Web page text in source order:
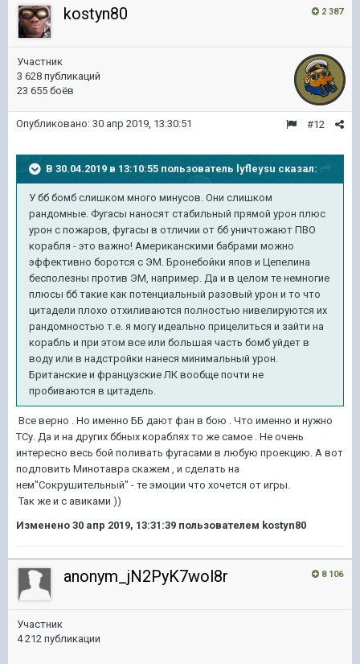
2 387
kostyn80
Участник
3 628 публикаций
23 655 боёв
#12
Опубликовано: 30 апр 2019, 13:30:51
В 30.04.2019 в 13:10:55 пользователь lyfleysu сказал:
У бб бомб слишком много минусов. Они слишком
рандомные. Фугасы наносят стабильный прямой урон плюс
урон с пожаров, фугасы в отличии от бб уничтожают ПВО
корабля - это важно! Американскими бабрами можно
эффективно боротся с ЭМ. Бронебойки япов и Цепелина
бесполезны против ЭМ, например. Да и в целом те немногие
плюсы бб такие как потенциальный разовый урон и то что
цитадели плохо отхиливаются полностью нивелируются их
рандомностью т.е. я могу идеально прицелиться и зайти на
корабль и при этом все или большая часть бомб уйдет в
воду или в надстройки нанеся минимальный урон.
Британские и французские ЛК вообще почти не
пробиваются в цитадель.
Все верно . Но именно ББ дают фан в бою . Что именно и нужно
ТСу. Да и на других ббных кораблях то же самое . Не очень
интересно весь бой поливать фугасами в любую проекцию. А вот
подловить Минотавра скажем , и сделать на
нем"Сокрушительный" - те эмоции что хочется от игры.
Так же и с авиками ))
Изменено 30 апр 2019, 13:31:39 пользователем kostyn80
8 106
anonym_jN2PyK7wol8r
Участник
4 212 публикации